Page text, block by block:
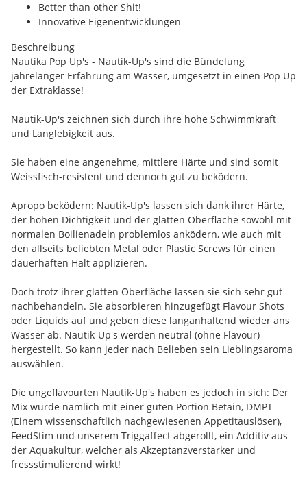
Better than other Shit!
Innovative Eigenentwicklungen
Beschreibung
Nautika Pop Up's - Nautik-Up's sind die Bündelung
jahrelanger Erfahrung am Wasser, umgesetzt in einen Pop Up
der Extraklasse!
Nautik-Up's zeichnen sich durch ihre hohe Schwimmkraft
und Langlebigkeit aus.
Sie haben eine angenehme, mittlere Härte und sind somit
Weissfisch-resistent und dennoch gut zu beködern.
Apropo beködern: Nautik-Up's lassen sich dank ihrer Härte,
der hohen Dichtigkeit und der glatten Oberfläche sowohl mit
normalen Boilienadeln problemlos anködern, wie auch mit
den allseits beliebten Metal oder Plastic Screws für einen
dauerhaften Halt applizieren.
Doch trotz ihrer glatten Oberfläche lassen sie sich sehr gut
nachbehandeln. Sie absorbieren hinzugefügt Flavour Shots
oder Liquids auf und geben diese langanhaltend wieder ans
Wasser ab. Nautik-Up's werden neutral (ohne Flavour)
hergestellt. So kann jeder nach Belieben sein Lieblingsaroma
auswählen.
Die ungeflavourten Nautik-Up's haben es jedoch in sich: Der
Mix wurde nämlich mit einer guten Portion Betain, DMPT
(Einem wissenschaftlich nachgewiesenen Appetitauslöser),
FeedStim und unserem Triggaffect abgerollt, ein Additiv aus
der Aquakultur, welcher als Akzeptanzverstärker und
fressstimulierend wirkt!